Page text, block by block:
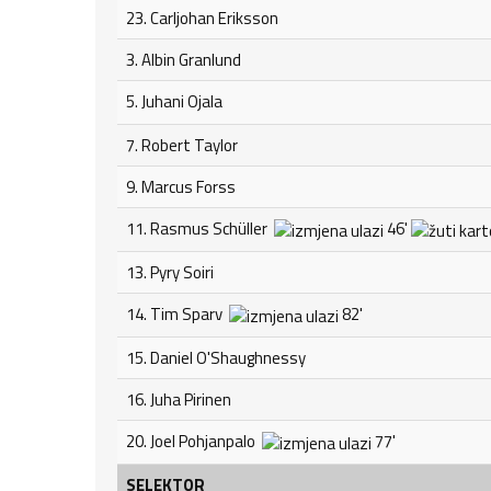
23. Carljohan Eriksson
3. Albin Granlund
5. Juhani Ojala
7. Robert Taylor
9. Marcus Forss
11. Rasmus Schüller
46'
13. Pyry Soiri
14. Tim Sparv
82'
15. Daniel O'Shaughnessy
16. Juha Pirinen
20. Joel Pohjanpalo
77'
SELEKTOR